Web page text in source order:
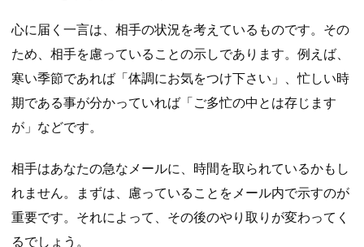
心に届く一言は、相手の状況を考えているものです。その
ため、相手を慮っていることの示しであります。例えば、
寒い季節であれば「体調にお気をつけ下さい」、忙しい時
期である事が分かっていれば「ご多忙の中とは存じます
が」などです。
相手はあなたの急なメールに、時間を取られているかもし
れません。まずは、慮っていることをメール内で示すのが
重要です。それによって、その後のやり取りが変わってく
るでしょう。